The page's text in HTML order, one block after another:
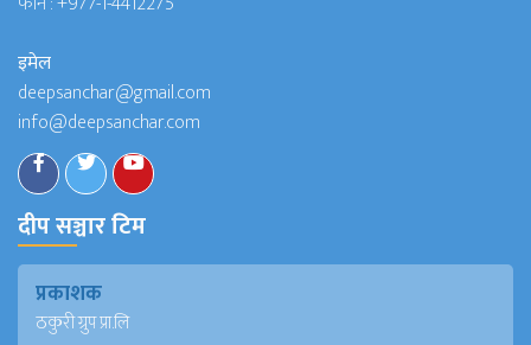
इमेल
deepsanchar@gmail.com
info@deepsanchar.com
दीप सञ्चार टिम
प्रकाशक
ठकुरी ग्रुप प्रा.लि